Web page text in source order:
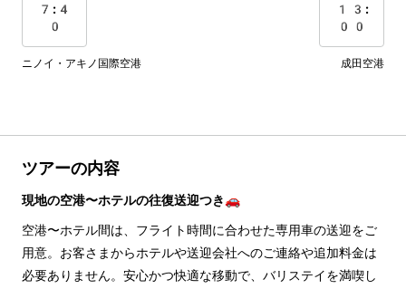
7:4
0
13:
00
ニノイ・アキノ国際空港 成田空港
ツアーの内容
現地の空港〜ホテルの往復送迎つき🚗
空港〜ホテル間は、フライト時間に合わせた専用車の送迎をご
用意。お客さまからホテルや送迎会社へのご連絡や追加料金は
必要ありません。安心かつ快適な移動で、バリステイを満喫し